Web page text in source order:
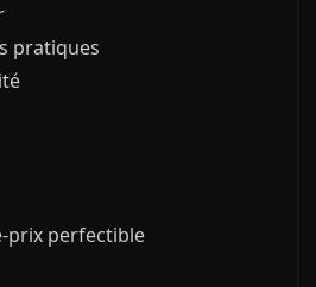
pratiques
prix perfectible